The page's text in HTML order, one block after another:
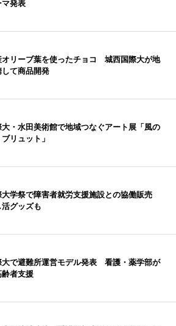
発表
オリーブ葉を使ったチョコ 城西国際大が地
て商品開発
・水田美術館で地域つなぐアート展「風の
リュット」
学祭で障害者就労支援施設との協働販売
グッズも
大で避難所運営モデル発表 看護・薬学部が
者支援